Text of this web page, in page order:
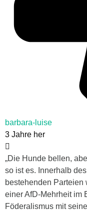
barbara-luise
3 Jahre her
„Die Hunde bellen,
so ist es. Innerhalb
bestehenden Parteien
einer AfD-Mehrheit im
Föderalismus mit